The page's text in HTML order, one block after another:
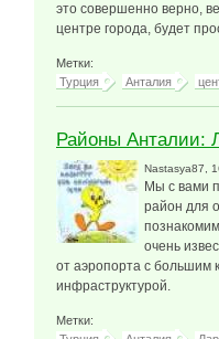
это совершенно верно,
центре города, будет
Метки:
Турция
Анталия
Районы Анталии:
Nastasya87 ,
Мы с вами
район для
очень
от аэропорта с большим
инфраструктурой.
Метки: